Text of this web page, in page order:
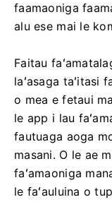
faamaoniga
alu ese mai le
Faitau
laʻasaga taʻitasi
o mea e fetaui
le app i lau
fautuaga aoga
masani. O le ae
faʻamaoniga
le faʻauluina o